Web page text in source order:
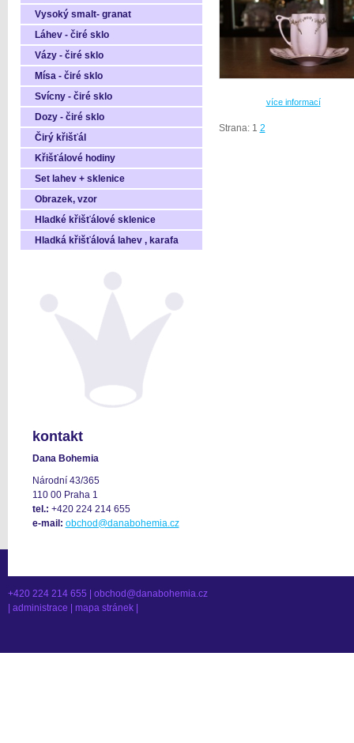
Vysoký smalt- granat
Láhev - čiré sklo
Vázy - čiré sklo
Mísa - čiré sklo
Svícny - čiré sklo
Dozy - čiré sklo
Čirý křišťál
Křišťálové hodiny
Set lahev + sklenice
Obrazek, vzor
Hladké křišťálové sklenice
Hladká křišťálová lahev , karafa
kontakt
Dana Bohemia
Národní 43/365
110 00 Praha 1
tel.: +420 224 214 655
e-mail: obchod@danabohemia.cz
více informací
Strana: 1 2
+420 224 214 655 | obchod@danabohemia.cz
administrace mapa stránek|